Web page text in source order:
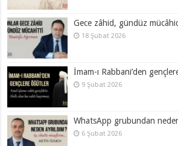
Gece zâhid, gündüz
18 Şubat 2026
İmam-ı Rabbani’den
9 Şubat 2026
WhatsApp grubundan neden
6 Şubat 2026